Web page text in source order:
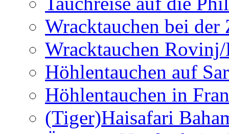
Wracktauchen bei der
Wracktauchen
Höhlentauchen auf
Höhlentauchen in
(Tiger)Haisafari